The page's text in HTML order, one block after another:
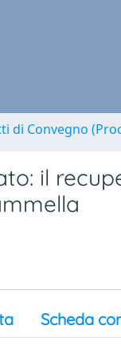
di Convegno
il
Scheda